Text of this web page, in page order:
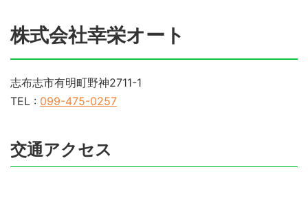
株式会社幸栄オート
志布志市有明町野神2711-1
TEL : 099-475-0257
交通アクセス